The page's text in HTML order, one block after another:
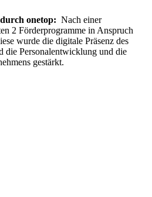
onetop: Nach einer
2 Förderprogramme in Anspruch
wurde die digitale Präsenz des
die Personalentwicklung und die
gestärkt.